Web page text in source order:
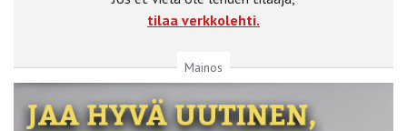
tilaa verkkolehti.
Mainos